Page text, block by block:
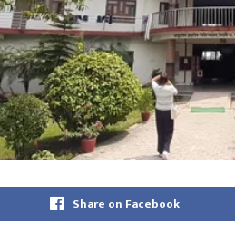
Share on Facebook